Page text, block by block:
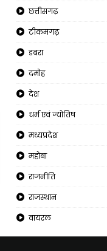
छत्तीसगढ़
टीकमगढ़
डबरा
दमोह
देश
धर्म एवं ज्योतिष
मध्यप्रदेश
महोबा
राजनीति
राजस्थान
वायरल